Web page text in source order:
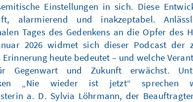
Einstellungen in sich. Diese
alarmierend und inakzeptabel.
Tages des Gedenkens an die Opfer des
2026 widmet sich dieser Podcast der
Erinnerung heute bedeutet – und welche
Gegenwart und Zukunft erwächst.
„Nie wieder ist jetzt“ sprechen
a. D. Sylvia Löhrmann, der